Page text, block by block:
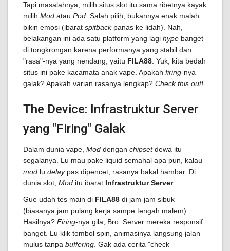
Tapi masalahnya, milih situs slot itu sama ribetnya kayak
milih Mod atau Pod . Salah pilih, bukannya enak malah
bikin emosi (ibarat spitbackpanas ke lidah). Nah,
belakangan ini ada satu platform yang lagi hype banget
di tongkrongan karena performanya yang stabil dan
"rasa"-nya yang nendang, yaitu FILA88 . Yuk, kita bedah
situs ini pake kacamata anak vape. Apakah firing-nya
galak? Apakah varian rasanya lengkap? Check this out!
The Device: Infrastruktur Server
yang "Firing" Galak
Dalam dunia vape, Mod dengan chipsetdewa itu
segalanya. Lu mau pake liquid semahal apa pun, kalau
mod lu delaypas dipencet, rasanya bakal hambar. Di
dunia slot, Mod itu ibarat Infrastruktur Server.
Gue udah tes main di FILA88 di jam-jam sibuk
(biasanya jam pulang kerja sampe tengah malem).
Hasilnya? Firing-nya gila, Bro. Server mereka responsif
banget. Lu klik tombol spin, animasinya langsung jalan
mulus tanpa buffering . Gak ada cerita "check